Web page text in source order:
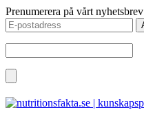
Prenumerera på vårt nyhetsbrev